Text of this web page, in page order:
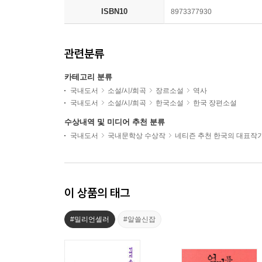
ISBN10 8973377930
관련분류
카테고리 분류
국내도서 소설/시/희곡 장르소설
역사
국내도서
소설/시/희곡 한국소설 한국 장편소설
수상내역 및 미디어 추천 분류
국내도서 국내문학상 수상작 네티즌 추천 한국의 대표작
이 상품의 태그
#밀리언셀러 #알쓸신잡